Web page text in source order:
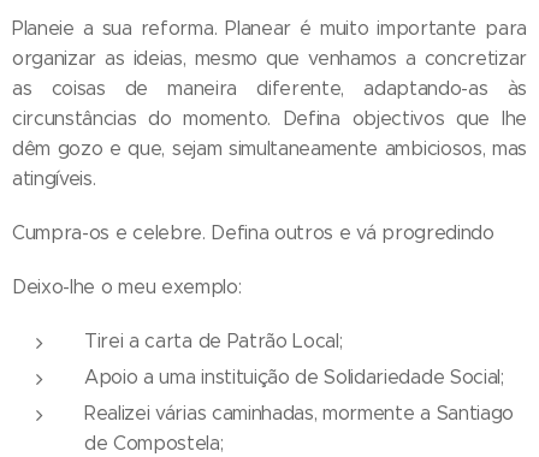
Planeie a sua reforma. Planear é muito importante para
organizar as ideias, mesmo que venhamos a concretizar
as coisas de maneira diferente, adaptando-as às
circunstâncias do momento. Defina objectivos que lhe
dêm gozo e que, sejam simultaneamente ambiciosos, mas
atingíveis.
Cumpra-os e celebre. Defina outros e vá progredindo
Deixo-lhe o meu exemplo:
Tirei a carta de Patrão Local;
Apoio a uma instituição de Solidariedade Social;
Realizei várias caminhadas, mormente a Santiago
de Compostela;